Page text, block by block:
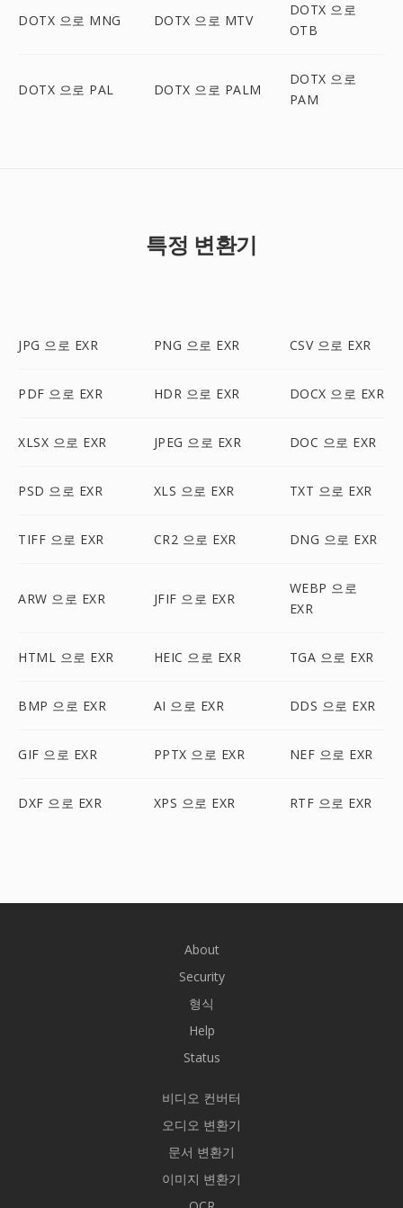
DOTX 으로 MNG DOTX 으로 MTV
DOTX 으로
OTB
DOTX 으로 PAL DOTX 으로 PALM
DOTX 으로
PAM
특정 변환기
JPG 으로 EXR PNG 으로 EXR CSV 으로 EXR
PDF 으로 EXR HDR 으로 EXR DOCX 으로 EXR
XLSX 으로 EXR JPEG 으로 EXR DOC 으로 EXR
PSD 으로 EXR XLS 으로 EXR TXT 으로 EXR
TIFF 으로 EXR CR2 으로 EXR DNG 으로 EXR
ARW 으로 EXR JFIF 으로 EXR
WEBP 으로
EXR
HTML 으로 EXR HEIC 으로 EXR TGA 으로 EXR
BMP 으로 EXR AI 으로 EXR DDS 으로 EXR
GIF 으로 EXR PPTX 으로 EXR NEF 으로 EXR
DXF 으로 EXR XPS 으로 EXR RTF 으로 EXR
About
Security
형식
Help
Status
비디오 컨버터
오디오 변환기
문서 변환기
이미지 변환기